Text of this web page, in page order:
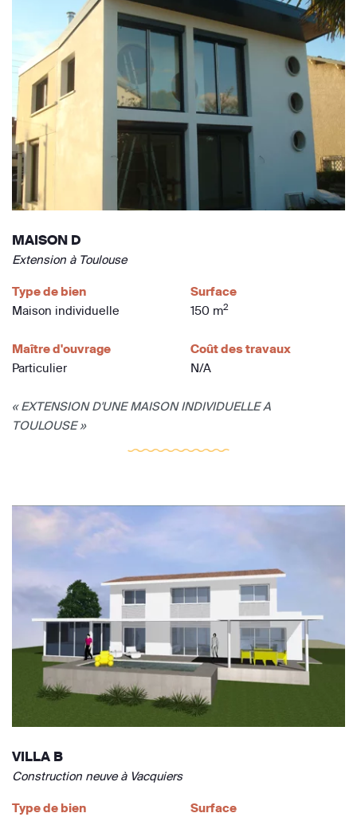
MAISON D
Extension à Toulouse
Type de bien
Maison individuelle
Surface
150 m2
Maître d'ouvrage
Particulier
Coût des travaux
N/A
« EXTENSION D'UNE MAISON INDIVIDUELLE A
TOULOUSE »
VILLA B
Construction neuve à Vacquiers
Type de bien
Surface